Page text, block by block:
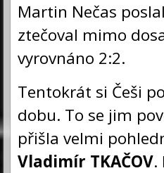
Martin Nečas
ztečoval mimo
vyrovnáno 2:2.
Tentokrát si Češi
dobu. To se jim
přišla velmi
Vladimír TKAČOV.